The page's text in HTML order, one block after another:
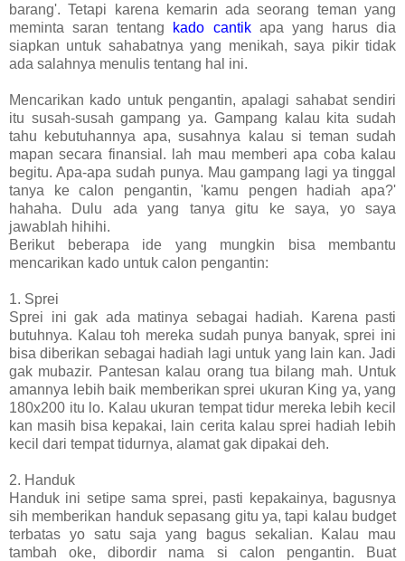
barang'. Tetapi karena kemarin ada seorang teman yang
meminta saran tentang kado cantikapa yang harus dia
siapkan untuk sahabatnya yang menikah, saya pikir tidak
ada salahnya menulis tentang hal ini.
Mencarikan kado untuk pengantin, apalagi sahabat sendiri
itu susah-susah gampang ya. Gampang kalau kita sudah
tahu kebutuhannya apa, susahnya kalau si teman sudah
mapan secara finansial. lah mau memberi apa coba kalau
begitu. Apa-apa sudah punya. Mau gampang lagi ya tinggal
tanya ke calon pengantin, 'kamu pengen hadiah apa?'
hahaha. Dulu ada yang tanya gitu ke saya, yo saya
jawablah hihihi.
Berikut beberapa ide yang mungkin bisa membantu
mencarikan kado untuk calon pengantin:
1. Sprei
Sprei ini gak ada matinya sebagai hadiah. Karena pasti
butuhnya. Kalau toh mereka sudah punya banyak, sprei ini
bisa diberikan sebagai hadiah lagi untuk yang lain kan. Jadi
gak mubazir. Pantesan kalau orang tua bilang mah. Untuk
amannya lebih baik memberikan sprei ukuran King ya, yang
180x200 itu lo. Kalau ukuran tempat tidur mereka lebih kecil
kan masih bisa kepakai, lain cerita kalau sprei hadiah lebih
kecil dari tempat tidurnya, alamat gak dipakai deh.
2. Handuk
Handuk ini setipe sama sprei, pasti kepakainya, bagusnya
sih memberikan handuk sepasang gitu ya, tapi kalau budget
terbatas yo satu saja yang bagus sekalian. Kalau mau
tambah oke, dibordir nama si calon pengantin. Buat